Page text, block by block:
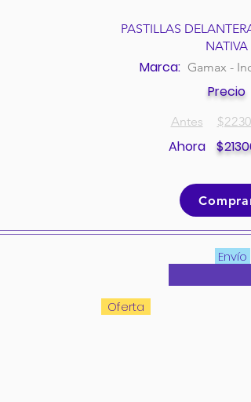
PASTILLAS
NATIVA
Marca: Gamax -
Precio
Antes $
Ahora $
Comprar
Envío
Oferta